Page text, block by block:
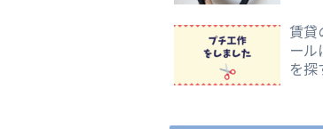
賃貸
ール
を探